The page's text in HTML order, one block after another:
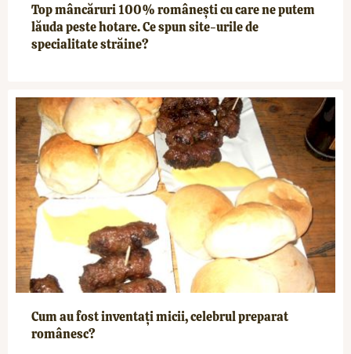
Top mâncăruri 100% românești cu care ne putem
lăuda peste hotare. Ce spun site-urile de
specialitate străine?
Cum au fost inventați micii, celebrul preparat
românesc?